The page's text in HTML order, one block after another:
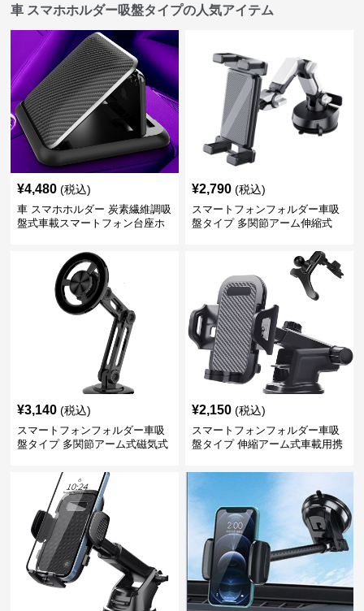
車 スマホホルダー吸盤タイプの人気アイテム
¥4,480 (税込)
車 スマホホルダー 炭素繊維調吸
盤式車載スマートフォン台座ホ
¥2,790 (税込)
スマートフォンフォルダー車吸
盤タイプ 多関節アーム伸縮式
¥3,140 (税込)
スマートフォンフォルダー車吸
盤タイプ 多関節アーム式磁気式
¥2,150 (税込)
スマートフォンフォルダー車吸
盤タイプ 伸縮アーム式車載用携